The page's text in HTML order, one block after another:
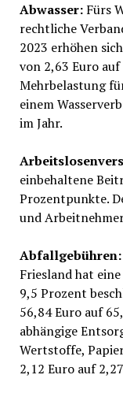
Abwasser: Fürs
rechtliche
2023 erhöhen
von 2,63 Euro
Mehrbelastung
einem
im Jahr.
einbehaltene
Prozentpunkte.
und
Abfallgebühren:
Friesland hat
9,5 Prozent
56,84 Euro auf
abhängige
Wertstoffe,
2,12 Euro auf